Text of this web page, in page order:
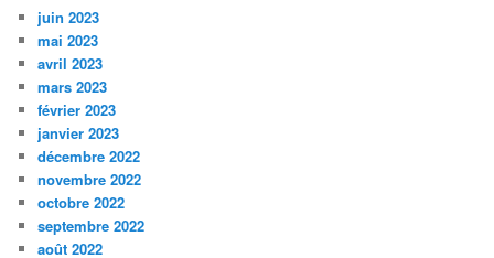
juin 2023
mai 2023
avril 2023
mars 2023
février 2023
janvier 2023
décembre 2022
novembre 2022
octobre 2022
septembre 2022
août 2022